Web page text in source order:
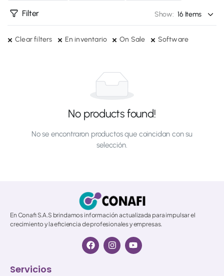
Filter Show:
Clear filters En inventario On Sale Software
No products found!
No se encontraron productos que coincidan con su
selección.
En Conafi S.A.S brindamos información actualizada para impulsar el
crecimiento y la eficiencia de profesionales y empresas.
Servicios